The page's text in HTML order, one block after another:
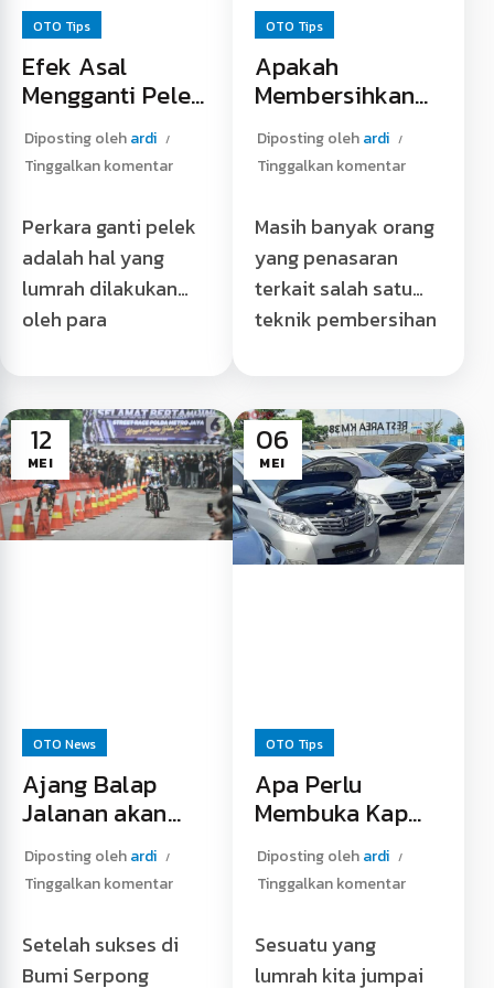
OTO Tips
Efek Asal
Mengganti Pelek
Mobil
Diposting olehardi
Tinggalkan komentar
Perkara ganti pelek
adalah hal yang
lumrah dilakukan
oleh para
terkecuali para
pemilik mobil,
mengganti
pelek bukan hal
yang …
OTO Tips
Apakah
Membersihkan
Komponen CVT
Tidak Boleh
Pakai Air Sabun?
Diposting olehardi
Tinggalkan komentar
Masih banyak orang
yang penasaran
terkait salah satu
teknik pembersihan
timbullah
pertanyaan,”Sebenarnya
boleh tidak …
Apakah
Membersihkan
Komponen CVT
12
MEI
OTO News
Ajang Balap
Jalanan akan
Digelar di Bekasi
Diposting olehardi
Tinggalkan komentar
Setelah sukses di
Bumi Serpong
06
MEI
OTO Tips
Apa Perlu
Membuka Kap
Mesin Mobil Saat
Istirahat dari
Perjalanan
Diposting olehardi
Tinggalkan komentar
Sesuatu yang
lumrah kita jumpai